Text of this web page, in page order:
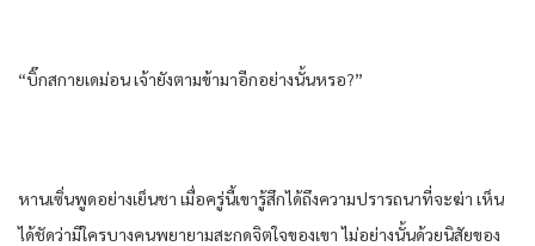
“บิ๊กสกายเดม่อน เจ้ายังตามข้ามาอีกอย่างนั้นหรอ?”
หานเซิ่นพูดอย่างเย็นชา เมื่อครู่นี้เขารู้สึกได้ถึงความปรารถนาที่จะฆ่า เห็น
ได้ชัดว่ามีใครบางคนพยายามสะกดจิตใจของเขา ไม่อย่างนั้นด้วยนิสัยของ